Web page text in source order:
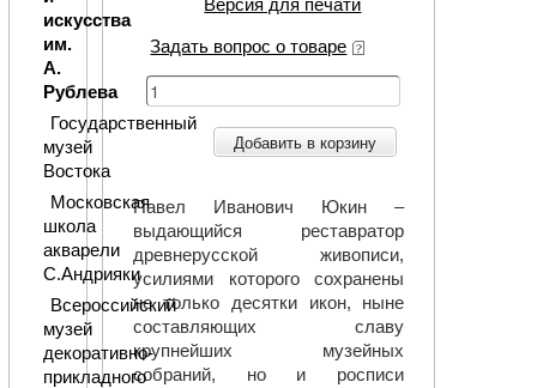
Версия для печати
Задать вопрос о товаре
Добавить в корзину
Павел Иванович Юкин –
выдающийся реставратор
древнерусской живописи,
усилиями которого сохранены
не только десятки икон, ныне
составляющих славу
крупнейших музейных
собраний, но и росписи
искусства
им.
А.
Рублева
Государственный
музей
Востока
Московская
школа
акварели
С.Андрияки
Всероссийский
музей
декоративно-
прикладного